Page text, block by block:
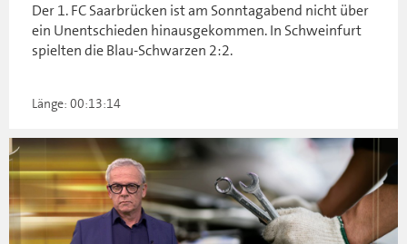
Der 1. FC Saarbrücken ist am Sonntagabend nicht über
ein Unentschieden hinausgekommen. In Schweinfurt
spielten die Blau-Schwarzen 2:2.
Länge: 00:13:14